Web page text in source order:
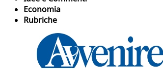
Economia
Rubriche